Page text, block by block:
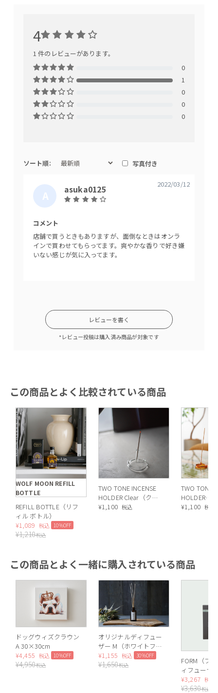
4
1 件のレビューがあります。
0
1
0
0
0
ソート順: 写真付き
A
S
U
K
A
0
asuka0125 2022/03/12
コメント
店舗で買うときもありますが、面倒なときはオンラ
インで買わせてもらってます。爽やかな香りで好き嫌
いない感じが気に入ってます。
レビューを書く
*レビュー投稿は購入済み商品が対象です
この商品とよく比較されている商品
WOLF MOON REFILL
BOTTLE
REFILL BOTTLE（リフ
ィル ボトル）
¥1,089 税込 10%OFF
¥1,210税込
TWO TONE INCENSE
HOLDER Clear（クリ
ア）
¥1,100 税込
TWO TONE
HOLDER
¥1,100 税込
この商品とよく一緒に購入されている商品
ドッグウィズクラウン
A 30×30cm
¥4,455 税込 10%OFF
¥4,950税込
オリジナルディフュー
ザー M（ホワイトフ
ローラル）
¥1,155 税込 30%OFF
¥1,650税込
FORM（フ
ィフューザ
200ml（
¥3,267 税込
¥3,630税込